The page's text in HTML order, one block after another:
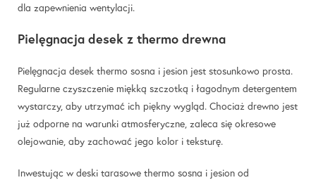
dla zapewnienia wentylacji.
Pielęgnacja desek z thermo drewna
Pielęgnacja desek thermo sosna i jesion jest stosunkowo prosta.
Regularne czyszczenie miękką szczotką i łagodnym detergentem
wystarczy, aby utrzymać ich piękny wygląd. Chociaż drewno jest
już odporne na warunki atmosferyczne, zaleca się okresowe
olejowanie, aby zachować jego kolor i teksturę.
Inwestując w deski tarasowe thermo sosna i jesion od